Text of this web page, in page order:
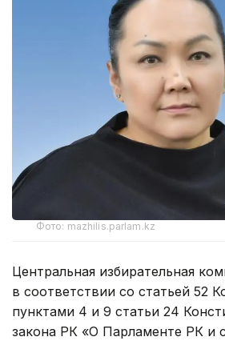
Фото: mazhilis.parlam.kz
Центральная избирательная
в соответствии со статьей 52
пунктами 4 и 9 статьи 24
закона РК «О Парламенте РК и